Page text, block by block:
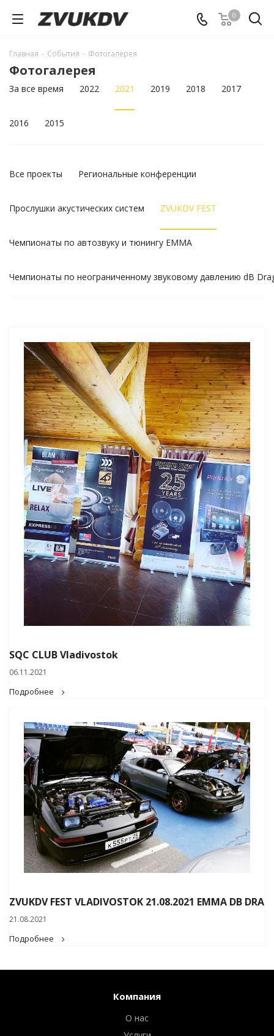
0
Главная - События - Фотогалерея
Фотогалерея
За все время 2022 2021 2019 2018 2017
2016 2015
Все проекты Региональные конференции
Прослушки акустических систем ZVUKDV FEST
Чемпионаты по автозвуку и тюнингу EMMA
Чемпионаты по неограниченному звуковому давлению dB
SQC CLUB Vladivostok
06.11.2021
Подробнее
ZVUKDV FEST VLADIVOSTOK 21.08.2021 EMMA DB DRA
21.08.2021
Подробнее
Компания
О нас